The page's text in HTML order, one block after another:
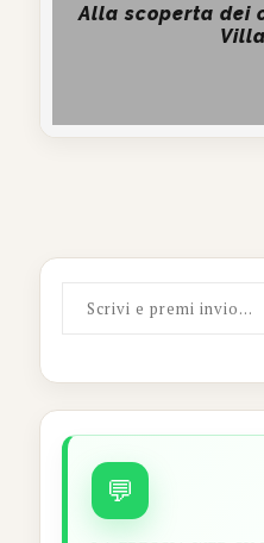
Alla scoperta dei
💬